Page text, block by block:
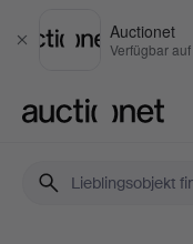
Schließen
Auctionet
Verfügbar